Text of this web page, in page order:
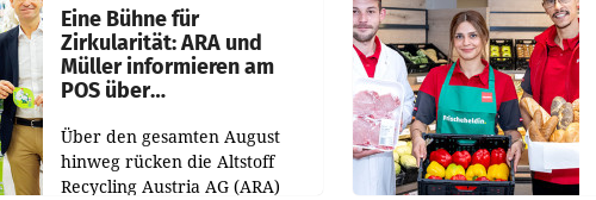
dem Vergleichszeitraum
Eine Bühne für
Zirkularität: ARA und
Müller informieren am
POS über
Über den gesamten August
hinweg rücken die Altstoff
Recycling Austria AG (ARA)